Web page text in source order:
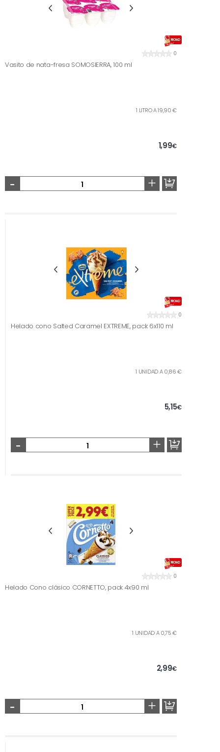
PROMO
0
Vasito de nata-fresa SOMOSIERRA, 100 ml
1 LITRO A 19,90 €
1,99€
- +
PROMO
0
Helado cono Salted Caramel EXTREME, pack 6x110 ml
1 UNIDAD A 0,86 €
5,15€
- +
PROMO
0
Helado Cono clásico CORNETTO, pack 4x90 ml
1 UNIDAD A 0,75 €
2,99€
- +